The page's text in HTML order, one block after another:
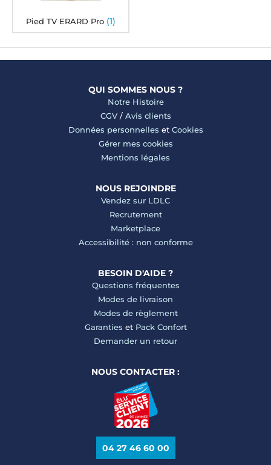
Pied TV ERARD Pro (1)
QUI SOMMES NOUS ?
Notre Histoire
CGV/ Avis clients
Données personnelles et Cookies
Gérer mes cookies
Mentions légales
NOUS REJOINDRE
Vendez sur LDLC
Recrutement
Marketplace
Accessibilité : non conforme
BESOIN D'AIDE ?
Questions fréquentes
Modes de livraison
Modes de règlement
Garanties et Pack Confort
Demander un retour
NOUS CONTACTER :
04 27 46 60 00